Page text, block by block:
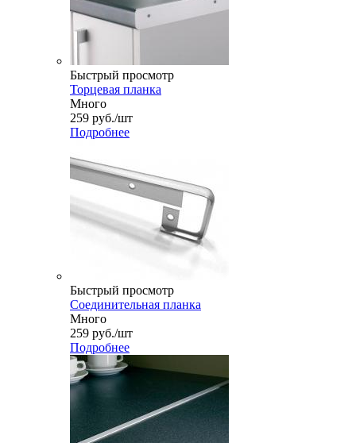
Быстрый просмотр
Торцевая планка
Много
259 руб./шт
Подробнее
Быстрый просмотр
Соединительная планка
Много
259 руб./шт
Подробнее